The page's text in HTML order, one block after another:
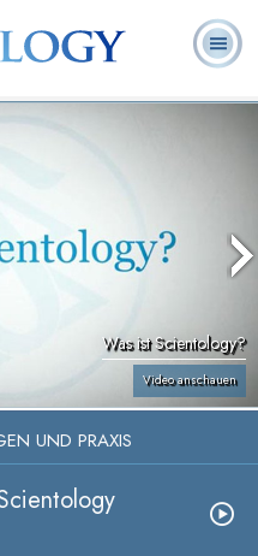
Was ist Scientology?
Video anschauen
UND PRAXIS